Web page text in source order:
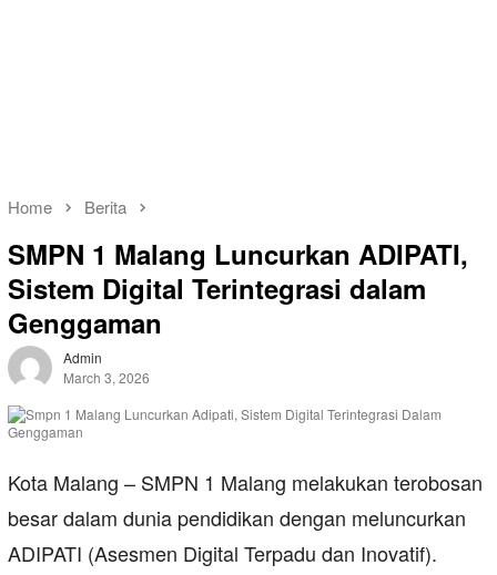
Home Berita
SMPN 1 Malang Luncurkan ADIPATI,
Sistem Digital Terintegrasi dalam
Genggaman
Admin
March 3, 2026
Kota Malang – SMPN 1 Malang melakukan terobosan
besar dalam dunia pendidikan dengan meluncurkan
ADIPATI (Asesmen Digital Terpadu dan Inovatif).